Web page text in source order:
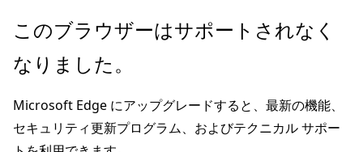
メ
ン
ン
テ
このブラウザーはサポートされなく
なりました。
Microsoft Edge にアップグレードすると、最新の機能、
セキュリティ更新プログラム、およびテクニカル サポー